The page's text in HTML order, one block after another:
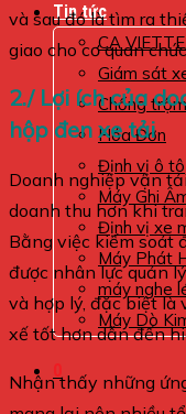
Tin tức
CA
Giám sát
Chống trộm
Hóa Đơn
Định vị ô tô
Máy Ghi
Định vị xe
Máy Phát
máy nghe
Máy Dò
0
và sau đó là tìm ra
giao cho cơ quan
2./ Lợi ích của
hộp đen xe tải
Doanh nghiệp vận
doanh thu hơn khi
Bằng việc kiếm soát
được nhân lực quản
và hợp lý, đặc biệt là
xế tốt hơn dẫn đến
Nhận thấy những